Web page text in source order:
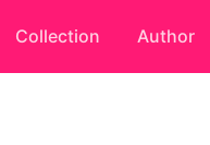
Collection Author